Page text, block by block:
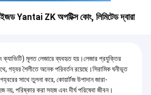
Yantai ZK অপটিক্স কোং, লিমিটেড দ্বারা
ক্যাভিটি) মূলত লেজারে ব্যবহৃত হয়।লেজার প্রযুক্তির
গহ্বর শৈলীতে অনেক পরিবর্তন রয়েছে।সিরামিক ঘনীভূত
সাথে তুলনা করে, কোয়ার্টজ উপাদান জারা-
নয়, পরিষ্কার করা সহজ এবং দীর্ঘ পরিষেবা জীবন।